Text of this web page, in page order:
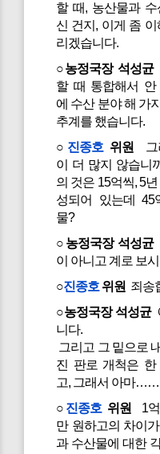
할 때, 농산물과
신 건지, 이게 좀
리겠습니다.
○농정국장 석성균
할 때 통합해서 안
에 수산 분야 해 가
추계를 했습니다.
○ 진종호위원 그
이 더 많지 않습니
의 것은 15억씩, 5
성되어 있는데 45
물?
○농정국장 석성균
이 아니고 계로 보
○진종호 위원 죄송
○농정국장 석성균
니다.
그리고 그 밑으로
진 판로 개척은
고, 그래서 아마
○ 진종호 위원
1억
만 원하고의 차이
과 수산물에 대한